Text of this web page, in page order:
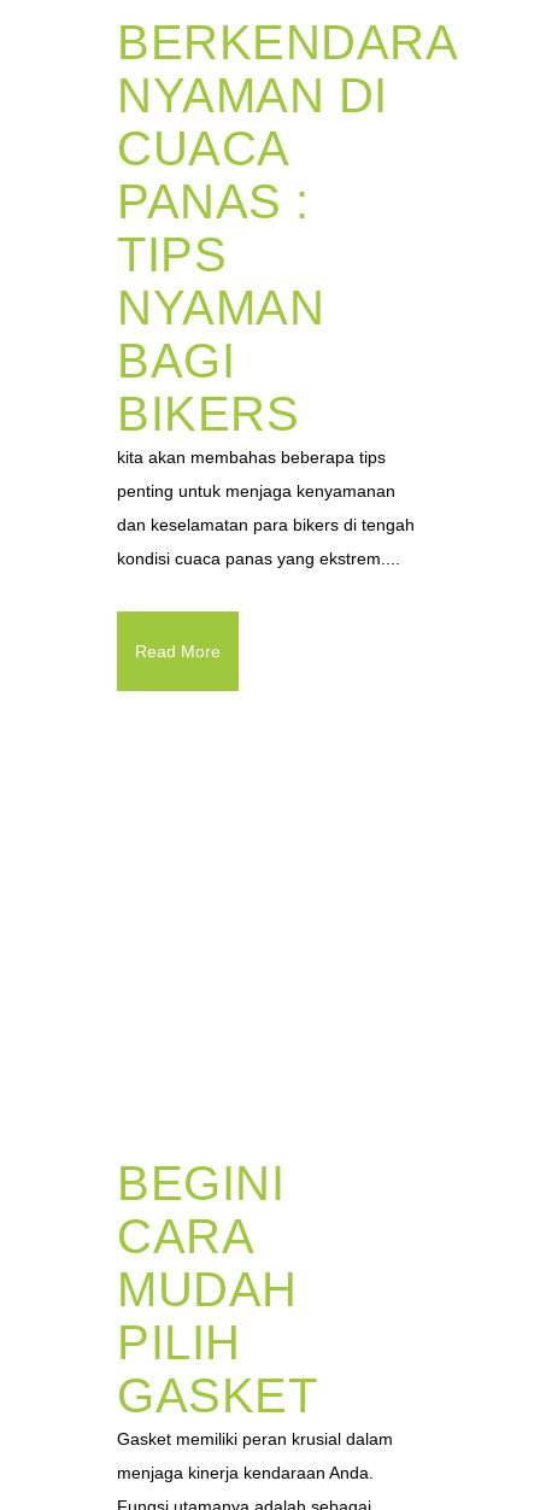
BERKENDARA
NYAMAN DI
CUACA
PANAS :
TIPS
NYAMAN
BAGI
BIKERS
kita akan membahas beberapa tips
penting untuk menjaga kenyamanan
dan keselamatan para bikers di tengah
kondisi cuaca panas yang ekstrem....
Read More
BEGINI
CARA
MUDAH
PILIH
GASKET
Gasket memiliki peran krusial dalam
menjaga kinerja kendaraan Anda.